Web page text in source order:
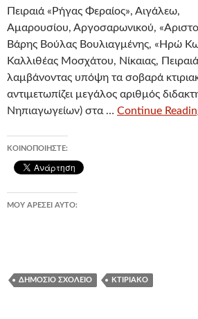
Πειραιά «Ρήγας Φεραίος», Αιγάλεω,
Αμαρουσίου, Αργοσαρωνικού,
Βάρης Βούλας Βουλιαγμένης, «Ηρώ
Καλλιθέας Μοσχάτου, Νίκαιας,
λαμβάνοντας υπόψη τα σοβαρά
αντιμετωπίζει μεγάλος αριθμός
Νηπιαγωγείων) στα … Continue
ΚΟΙΝΟΠΟΙΉΣΤΕ:
ΜΟΥ ΑΡΈΣΕΙ ΑΥΤΌ:
ΔΗΜΌΣΙΟ ΣΧΟΛΕΊΟ ΚΤΙΡΙΑΚΌ